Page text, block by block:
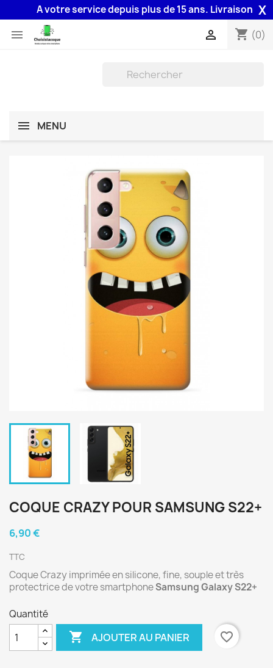
A votre service depuis plus de 15 ans. Livraison 48H X
 shopping_cart (0)

MENU
COQUE CRAZY POUR SAMSUNG S22+
6,90 €
TTC
Coque Crazy imprimée en silicone, fine, souple et très
protectrice de votre smartphoneSamsung Galaxy S22+
Quantité
 AJOUTER AU PANIER favorite_border